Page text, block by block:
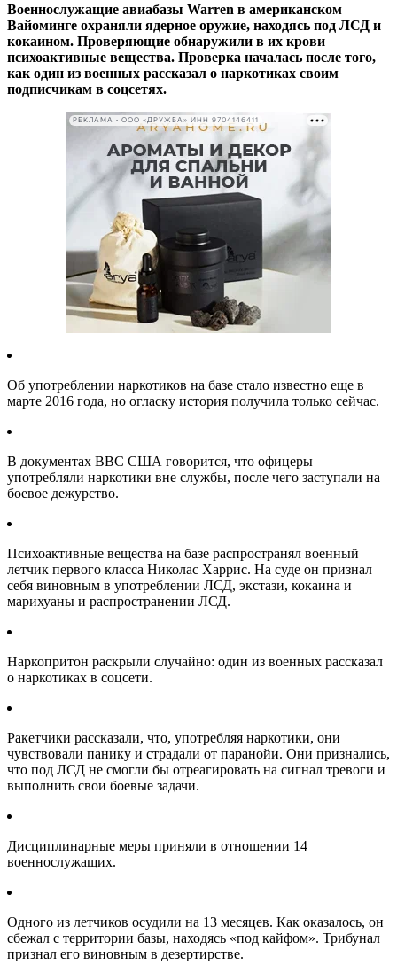
Военнослужащие авиабазы Warren в американском
Вайоминге охраняли ядерное оружие, находясь под ЛСД и
кокаином. Проверяющие обнаружили в их крови
психоактивные вещества. Проверка началась после того,
как один из военных рассказал о наркотиках своим
подписчикам в соцсетях.
РЕКЛАМА • ООО «ДРУЖБА» ИНН 9704146411
Об употреблении наркотиков на базе стало известно еще в
марте 2016 года, но огласку история получила только сейчас.
В документах ВВС США говорится, что офицеры
употребляли наркотики вне службы, после чего заступали на
боевое дежурство.
Психоактивные вещества на базе распространял военный
летчик первого класса Николас Харрис. На суде он признал
себя виновным в употреблении ЛСД, экстази, кокаина и
марихуаны и распространении ЛСД.
Наркопритон раскрыли случайно: один из военных рассказал
о наркотиках в соцсети.
Ракетчики рассказали, что, употребляя наркотики, они
чувствовали панику и страдали от паранойи. Они признались,
что под ЛСД не смогли бы отреагировать на сигнал тревоги и
выполнить свои боевые задачи.
Дисциплинарные меры приняли в отношении 14
военнослужащих.
Одного из летчиков осудили на 13 месяцев. Как оказалось, он
сбежал с территории базы, находясь «под кайфом». Трибунал
признал его виновным в дезертирстве.